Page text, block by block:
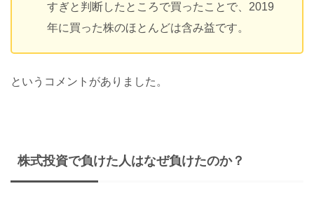
すぎと判断したところで買ったことで、2019
年に買った株のほとんどは含み益です。
というコメントがありました。
株式投資で負けた人はなぜ負けたのか？